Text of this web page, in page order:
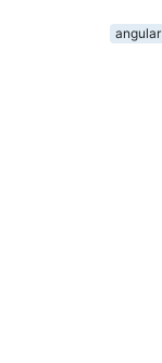
angular